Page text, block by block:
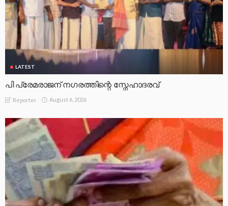
LATEST
പി പ്രേമരാജന് നഗരത്തിന്റെ സ്നേഹാദരവ്
Reporter August 6, 2026